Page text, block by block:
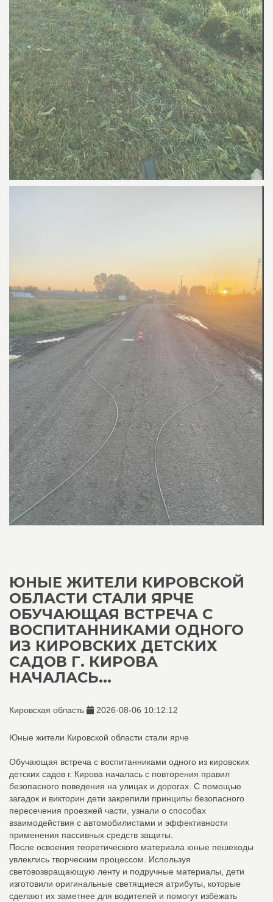
ЮНЫЕ ЖИТЕЛИ КИРОВСКОЙ
ОБЛАСТИ СТАЛИ ЯРЧЕ
ОБУЧАЮЩАЯ ВСТРЕЧА С
ВОСПИТАННИКАМИ ОДНОГО
ИЗ КИРОВСКИХ ДЕТСКИХ
САДОВ Г. КИРОВА
НАЧАЛАСЬ...
Кировская область 2026-08-06 10:12:12
Юные жители Кировской области стали ярче
Обучающая встреча с воспитанниками одного из кировских
детских садов г. Кирова началась с повторения правил
безопасного поведения на улицах и дорогах. С помощью
загадок и викторин дети закрепили принципы безопасного
пересечения проезжей части, узнали о способах
взаимодействия с автомобилистами и эффективности
применения пассивных средств защиты.
После освоения теоретического материала юные пешеходы
увлеклись творческим процессом. Используя
световозвращающую ленту и подручные материалы, дети
изготовили оригинальные светящиеся атрибуты, которые
сделают их заметнее для водителей и помогут избежать